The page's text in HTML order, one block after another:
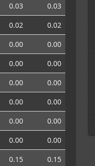
0.03
0.03
0.02
0.02
0.00
0.00
0.00
0.00
0.00
0.00
0.00
0.00
0.00
0.00
0.00
0.00
0.15 0.15